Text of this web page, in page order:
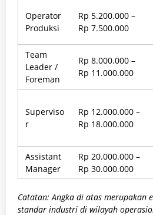
Operator
Produksi
Rp 5.200.000 –
Rp 7.500.000
Team
Leader /
Foreman
Rp 8.000.000 –
Rp 11.000.000
Superviso
r
Rp 12.000.000 –
Rp 18.000.000
Assistant
Manager
Rp 20.000.000 –
Rp 30.000.000
Catatan: Angka di atas merupakan
standar industri di wilayah